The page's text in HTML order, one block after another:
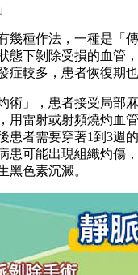
幾種作法，一種是「
態下剝除受損的血管
症較多，患者恢復期也
術」，患者接受局部
用雷射或射頻燒灼血
患者需要穿著1到3週
患可能出現組織灼傷
黑色素沉澱。